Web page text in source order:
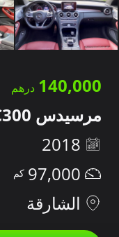
140,000
مرسيدس C300 للبيع
2018
97,000
الشارقة